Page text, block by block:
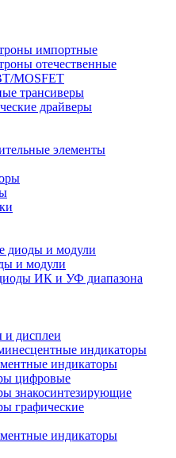
импортные
отечественные
MOSFET
трансиверы
драйверы
элементы
диоды и модули
и модули
ИК и УФ диапазона
и дисплеи
индикаторы
индикаторы
цифровые
знакосинтезирующие
графические
индикаторы